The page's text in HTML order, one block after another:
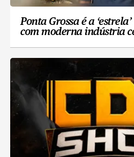
Ponta Grossa é a
com moderna indústria